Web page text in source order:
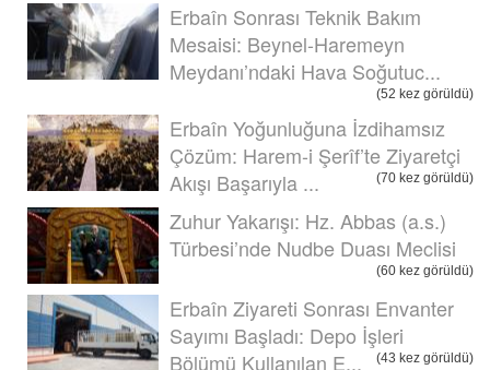
Erbaîn Sonrası Teknik Bakım
Mesaisi: Beynel-Haremeyn
Meydanı’ndaki Hava Soğutuc...
(52 kez görüldü)
Erbaîn Yoğunluğuna İzdihamsız
Çözüm: Harem-i Şerîf’te Ziyaretçi
Akışı Başarıyla ...
(70 kez görüldü)
Zuhur Yakarışı: Hz. Abbas (a.s.)
Türbesi’nde Nudbe Duası Meclisi
(60 kez görüldü)
Erbaîn Ziyareti Sonrası Envanter
Sayımı Başladı: Depo İşleri
Bölümü Kullanılan E...
(43 kez görüldü)